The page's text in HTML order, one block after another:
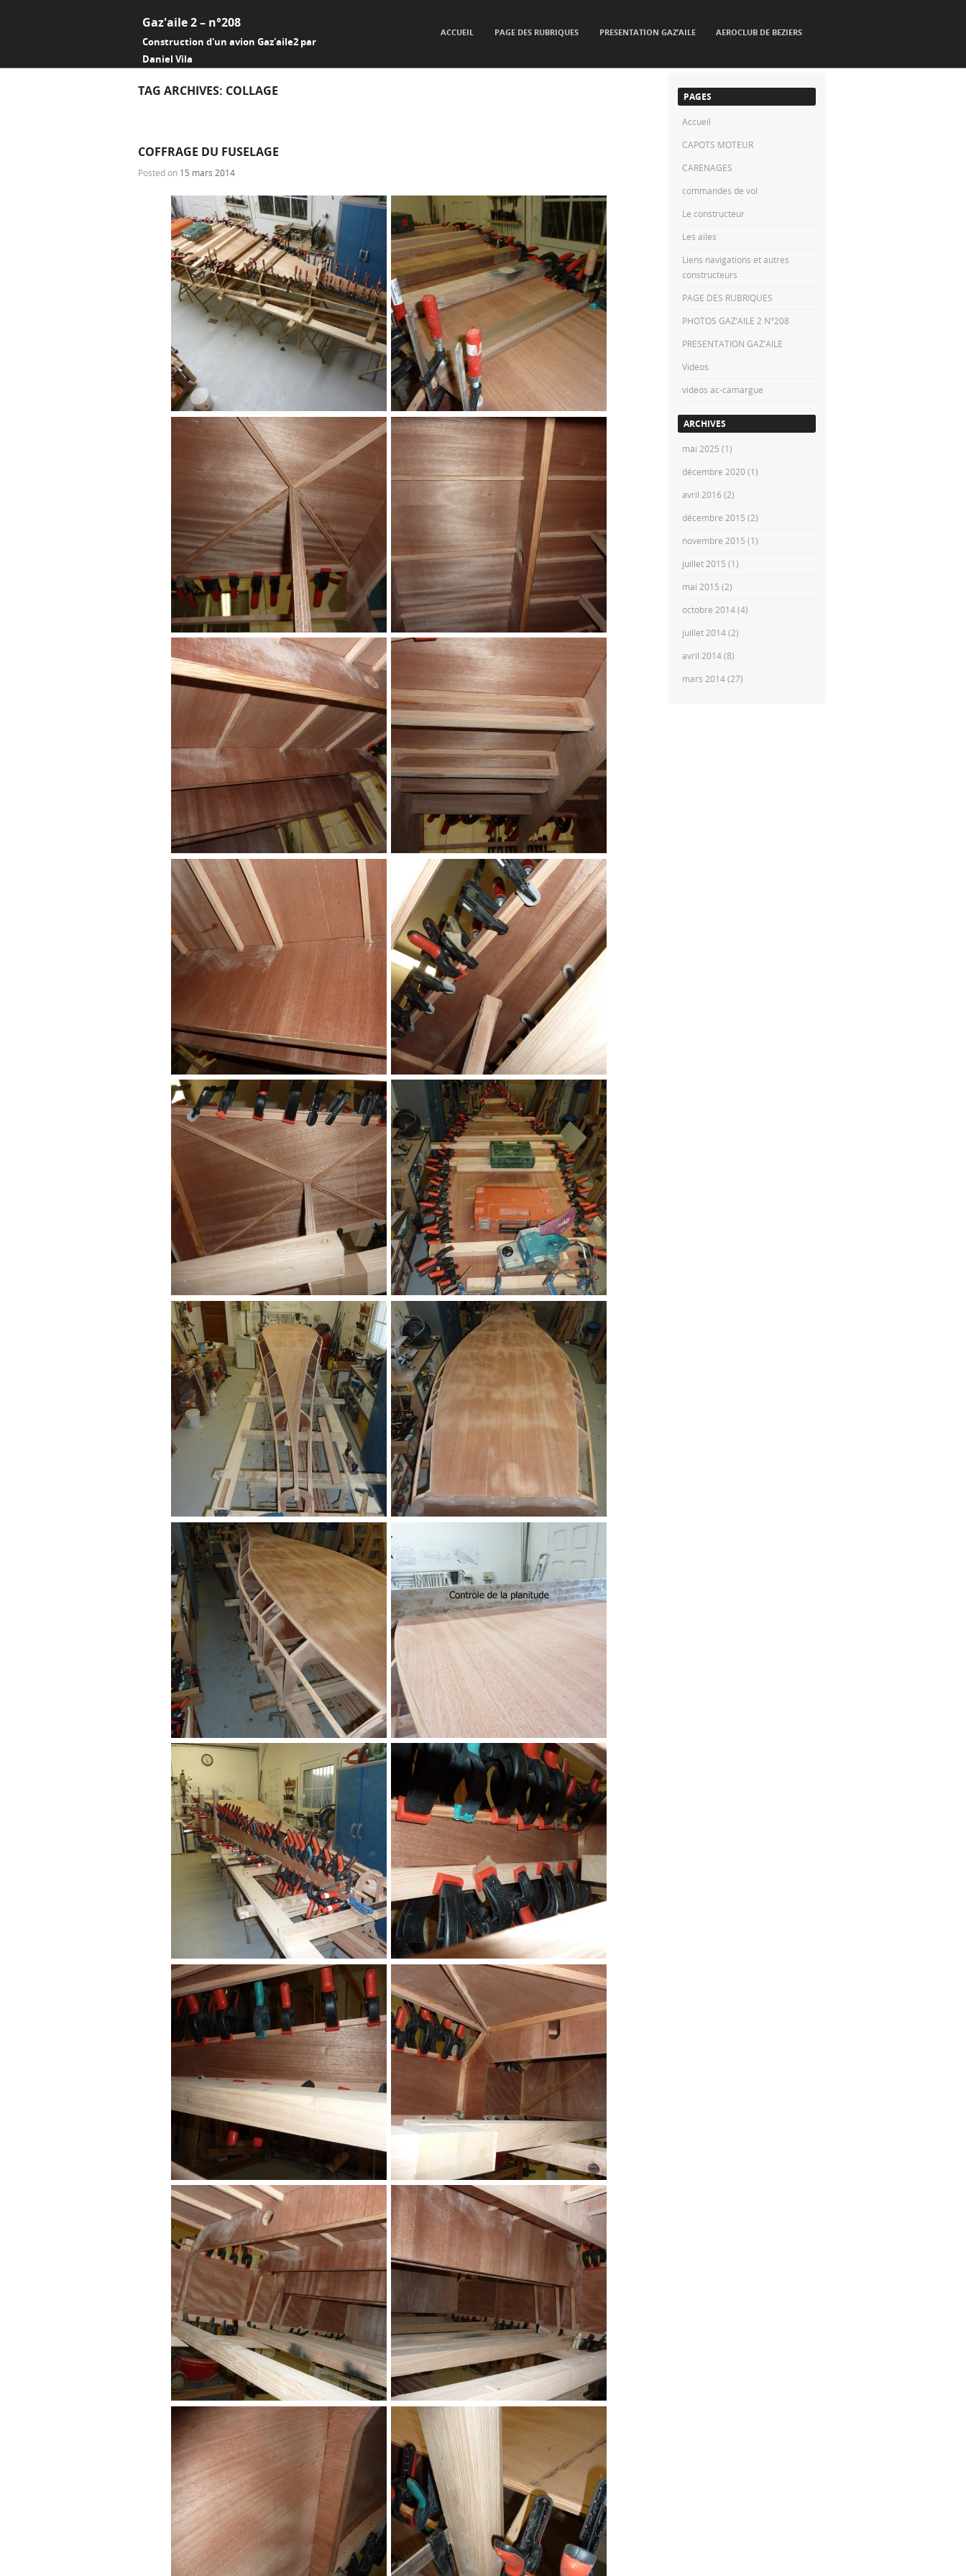
Gaz'aile 2 – n°208
Construction d'un avion Gaz'aile2 par
Daniel Vila
ACCUEIL PAGE DES RUBRIQUES PRESENTATION GAZ’AILE AEROCLUB DE BEZIERS
TAG ARCHIVES: COLLAGE
COFFRAGE DU FUSELAGE
Posted on 15 mars 2014
PAGES
Accueil
CAPOTS MOTEUR
CARENAGES
commandes de vol
Le constructeur
Les ailes
Liens navigations et autres
constructeurs
PAGE DES RUBRIQUES
PHOTOS GAZ’AILE 2 N°208
PRESENTATION GAZ’AILE
Videos
videos ac-camargue
ARCHIVES
mai 2025 (1)
décembre 2020(1)
avril 2016 (2)
décembre 2015 (2)
novembre 2015 (1)
juillet 2015 (1)
mai 2015 (2)
octobre 2014(4)
juillet 2014(2)
avril 2014(8)
mars 2014(27)